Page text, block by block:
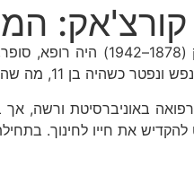
קורצ'אק:
כבר בילדותו גילה רגישות חברתית יוצאת דופן, שהובילה אותו לעסוק כל חייו ברווחת ילדים.
באוניברסיטת ורשה, אך
בתחילת המאה ה-20, בזמן שכתב מאמרים וספרים על חינוך וילדים,